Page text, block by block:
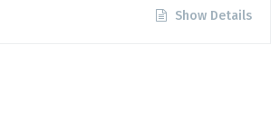
Show Details